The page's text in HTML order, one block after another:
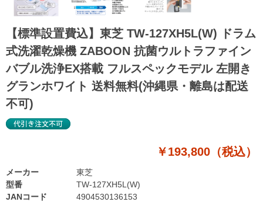
【標準設置費込】東芝 TW-127XH5L(W) ドラム
式洗濯乾燥機 ZABOON 抗菌ウルトラファイン
バブル洗浄EX搭載 フルスペックモデル 左開き
グランホワイト 送料無料(沖縄県・離島は配送
不可)
￥193,800（税込）
型番
TW-127XH5L(W)
JANコード
4904530136153
メーカー 東芝